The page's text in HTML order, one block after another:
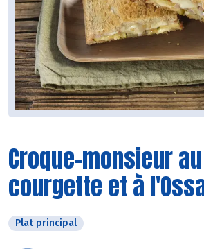
Croque-monsieur
courgette et à
Plat principal